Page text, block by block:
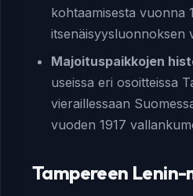
kohtaamisesta vuonna
itsenäisyysluonnoksen
Majoituspaikkojen
useissa eri osoitteissa
vieraillessaan
vuoden 1917
Tampereen Lenin-